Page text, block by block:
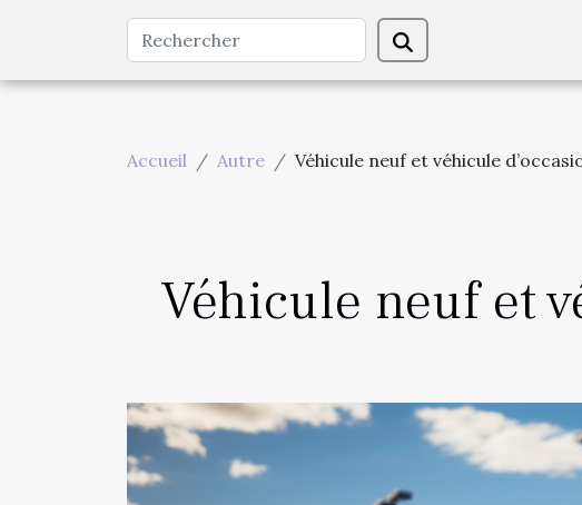
Accueil Autre Véhicule neuf et véhicule
Véhicule neuf et